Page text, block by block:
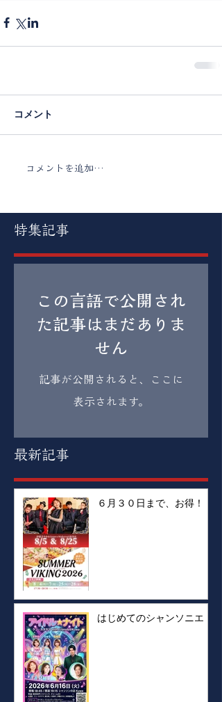
コメント
コメントを追加…
特集記事
この言語で公開され
た記事はまだありま
せん
記事が公開されると、ここに
表示されます。
最新記事
６月３０日まで、お得！！
はじめてのシャンソニエ！